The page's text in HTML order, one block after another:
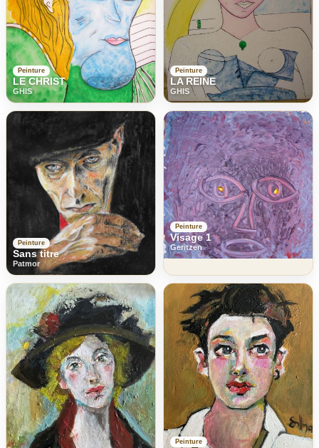
Peinture
LE CHRIST
GHIS
Peinture
LA REINE
GHIS
Peinture
Sans titre
Patmor
Peinture
Visage 1
Geritzen
Peinture